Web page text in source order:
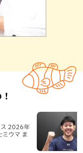
ス 2026年
ミウマ ま